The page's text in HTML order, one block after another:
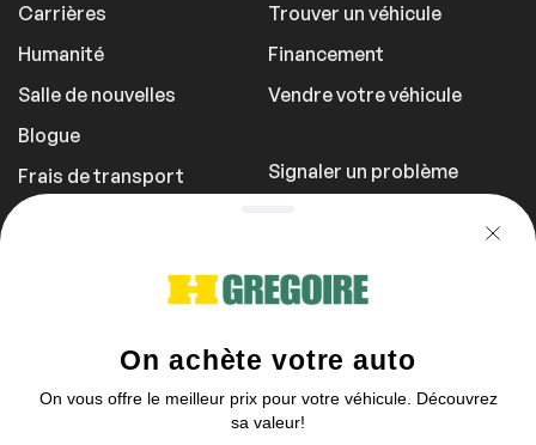
Intérieur autre
Universelle de Porte
Carrières
Humanité
Salle de nouvelles
Blogue
Frais de transport
Trouver un véhicule
Financement
Vendre votre véhicule
Signaler un problème
Vous pouvez nous contacter entre 9h et